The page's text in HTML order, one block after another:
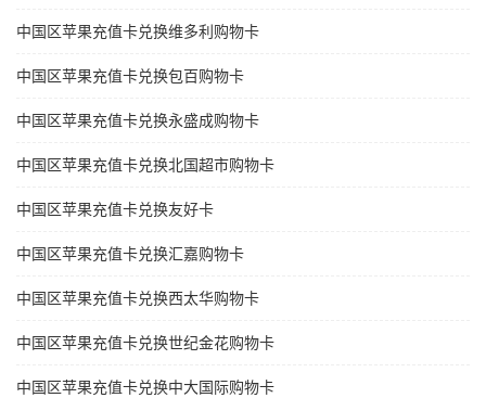
中国区苹果充值卡兑换维多利购物卡
中国区苹果充值卡兑换包百购物卡
中国区苹果充值卡兑换永盛成购物卡
中国区苹果充值卡兑换北国超市购物卡
中国区苹果充值卡兑换友好卡
中国区苹果充值卡兑换汇嘉购物卡
中国区苹果充值卡兑换西太华购物卡
中国区苹果充值卡兑换世纪金花购物卡
中国区苹果充值卡兑换中大国际购物卡